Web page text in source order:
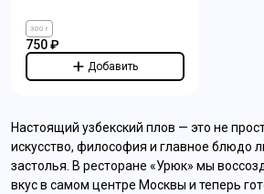
300 г
750 ₽
Добавить
Настоящий узбекский плов — это не
искусство, философия и главное блюдо
застолья. В ресторане «Урюк» мы
вкус в самом центре Москвы и теперь